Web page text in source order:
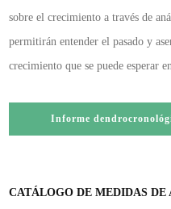
sobre el crecimiento a través de
permitirán entender el pasado y
crecimiento que se puede esperar
Informe
CATÁLOGO DE MEDIDAS DE